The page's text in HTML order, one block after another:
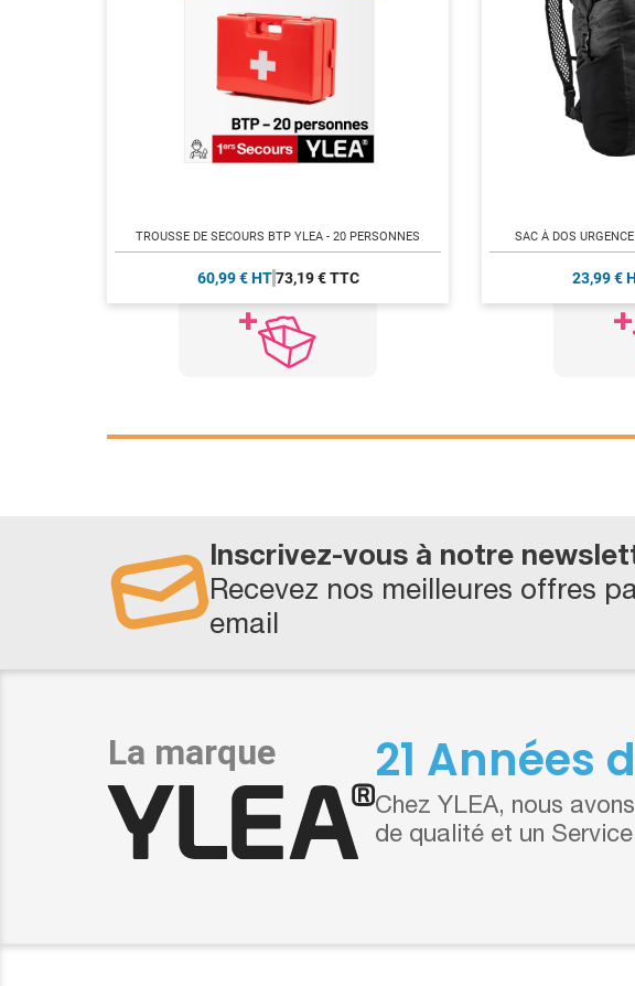
TROUSSE DE SECOURS BTP YLEA - 20 PERSONNES
60,99 € HT 73,19 € TTC
SAC À DOS
23,99 €
Inscrivez-vous à notre
Recevez nos meilleures offres
email
21 Années
Chez YLEA, nous
de qualité et un